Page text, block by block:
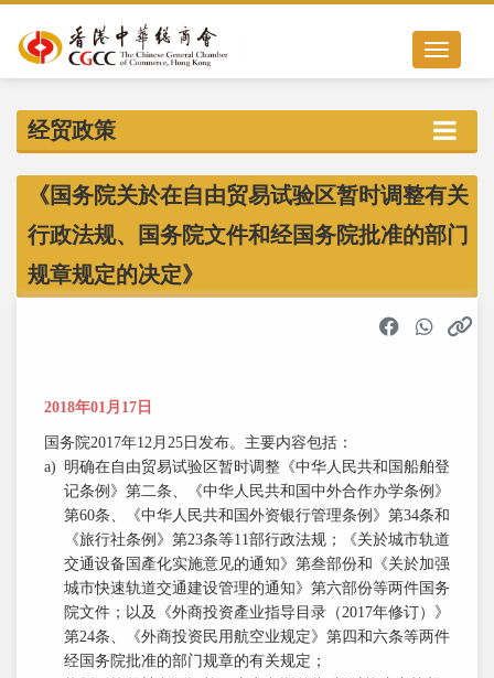
Toggle
经贸政策
《国务院关於在自由贸易试验区暂时调整有关
行政法规、国务院文件和经国务院批准的部门
规章规定的决定》
2018年01月17日
国务院2017年12月25日发布。主要内容包括：
a) 明确在自由贸易试验区暂时调整《中华人民共和国船舶登
记条例》第二条、《中华人民共和国中外合作办学条例》
第60条、《中华人民共和国外资银行管理条例》第34条和
《旅行社条例》第23条等11部行政法规；《关於城市轨道
交通设备国產化实施意见的通知》第叁部份和《关於加强
城市快速轨道交通建设管理的通知》第六部份等两件国务
院文件；以及《外商投资產业指导目录（2017年修订）》
第24条、《外商投资民用航空业规定》第四和六条等两件
经国务院批准的部门规章的有关规定；